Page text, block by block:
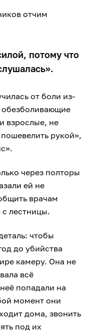
отчим
потому что
от боли из-
обезболивающие
взрослые, не
рукой»,
через полторы
ей не
врачам
лестницы.
чтобы
до убийства
камеру. Она не
всё
попадали на
момент они
дома, звонить
под их